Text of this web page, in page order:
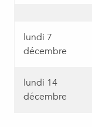
lundi 7
décembre
lundi 14
décembre